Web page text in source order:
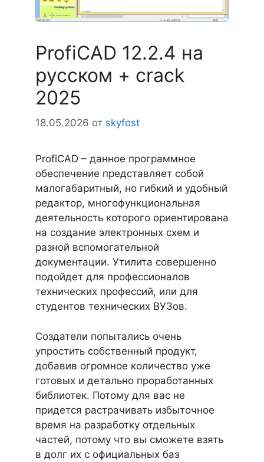
ProfiCAD 12.2.4 на
русском + crack
2025
18.05.2026 от skyfost
ProfiCAD – данное программное
обеспечение представляет собой
малогабаритный, но гибкий и удобный
редактор, многофункциональная
деятельность которого ориентирована
на создание электронных схем и
разной вспомогательной
документации. Утилита совершенно
подойдет для профессионалов
технических профессий, или для
студентов технических ВУЗов.
Создатели попытались очень
упростить собственный продукт,
добавив огромное количество уже
готовых и детально проработанных
библиотек. Потому для вас не
придется растрачивать избыточное
время на разработку отдельных
частей, потому что вы сможете взять
в долг их с официальных баз